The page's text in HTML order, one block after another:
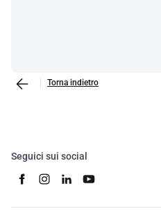
Torna indietro
Seguici sui social